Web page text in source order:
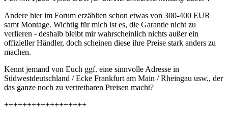
Andere hier im Forum erzählten schon etwas von 300-400 EUR
samt Montage. Wichtig für mich ist es, die Garantie nicht zu
verlieren - deshalb bleibt mir wahrscheinlich nichts außer ein
offizieller Händler, doch scheinen diese ihre Preise stark anders zu
machen.
Kennt jemand von Euch ggf. eine sinnvolle Adresse in
Südwestdeutschland / Ecke Frankfurt am Main / Rheingau usw., der
das ganze noch zu vertretbaren Preisen macht?
++++++++++++++++++